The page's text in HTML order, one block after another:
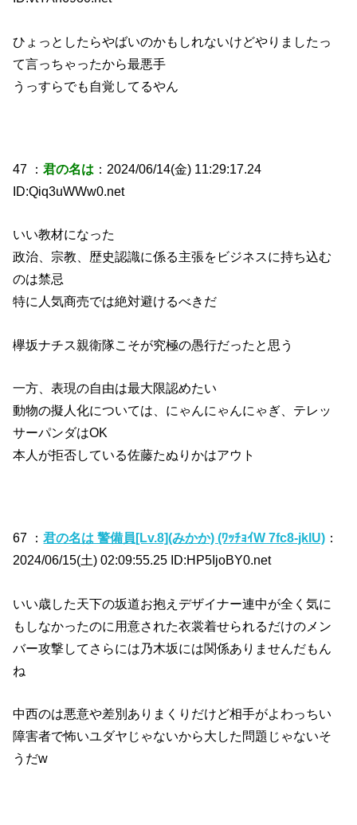
ひょっとしたらやばいのかもしれないけどやりましたっ
て言っちゃったから最悪手
うっすらでも自覚してるやん
47 ：君の名は ：2024/06/14(金) 11:29:17.24
ID:Qiq3uWWw0.net
いい教材になった
政治、宗教、歴史認識に係る主張をビジネスに持ち込む
のは禁忌
特に人気商売では絶対避けるべきだ
欅坂ナチス親衛隊こそが究極の愚行だったと思う
一方、表現の自由は最大限認めたい
動物の擬人化については、にゃんにゃんにゃぎ、テレッ
サーパンダはOK
本人が拒否している佐藤たぬりかはアウト
67 ：君の名は 警備員[Lv.8](みかか) (ﾜｯﾁｮｲW 7fc8-jklU) ：
2024/06/15(土) 02:09:55.25 ID:HP5IjoBY0.net
いい歳した天下の坂道お抱えデザイナー連中が全く気に
もしなかったのに用意された衣裳着せられるだけのメン
バー攻撃してさらには乃木坂には関係ありませんだもん
ね
中西のは悪意や差別ありまくりだけど相手がよわっちい
障害者で怖いユダヤじゃないから大した問題じゃないそ
うだw